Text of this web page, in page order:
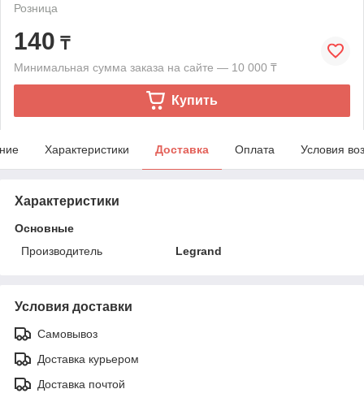
Розница
140 ₸
Минимальная сумма заказа на сайте — 10 000 ₸
Купить
Характеристики Доставка Оплата Условия
Характеристики
Основные
Производитель
Legrand
Условия доставки
Самовывоз
Доставка курьером
Доставка почтой